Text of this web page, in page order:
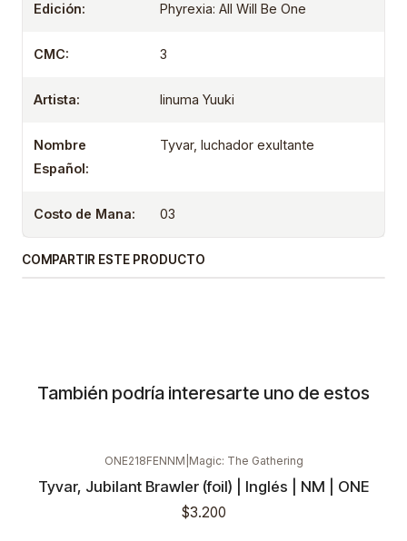
Edición: Phyrexia: All Will Be One
CMC: 3
Artista: Iinuma Yuuki
Nombre
Español:
Tyvar, luchador exultante
Costo de Mana: 03
COMPARTIR ESTE PRODUCTO
También podría interesarte uno de estos
ONE218FENNM Magic: The Gathering
Tyvar, Jubilant Brawler (foil) | Inglés | NM | ONE
$3.200